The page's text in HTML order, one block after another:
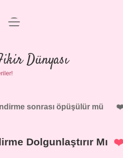
Anasayfa
Politikası
Uyarı
menüyü
Dünyası
sonrası öpüşülür mü
Dolgunlaştırır Mı